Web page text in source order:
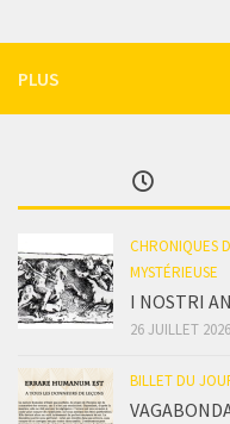
PLUS
CHRONIQUES
MYSTÉRIEUSE
I NOSTRI
26 JUILLET 2026
BILLET DU